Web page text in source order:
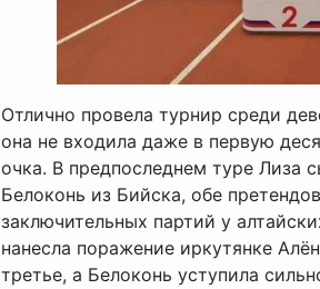
Отлично провела турнир среди
она не входила даже в первую
очка. В предпоследнем туре Лиза
Белоконь из Бийска, обе
заключительных партий у
нанесла поражение иркутянке
третье, а Белоконь уступила